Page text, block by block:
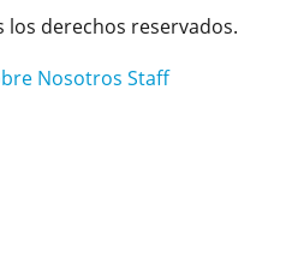
los derechos reservados.
Nosotros Staff